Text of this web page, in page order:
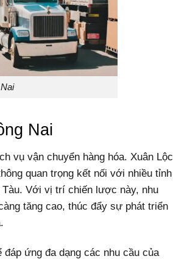
Nai
vụ vận chuyển hàng hóa. Xuân Lộc
quan trọng kết nối với nhiều tỉnh
Tàu. Với vị trí chiến lược này, nhu
tăng cao, thúc đẩy sự phát triển
ứng đa dạng các nhu cầu của